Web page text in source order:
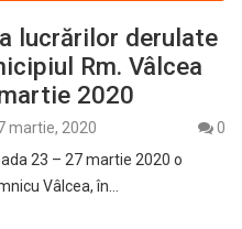
lucrărilor derulate
Rm. Vâlcea
2020
martie, 2020
0
23 – 27 martie 2020 o
Vâlcea, în…